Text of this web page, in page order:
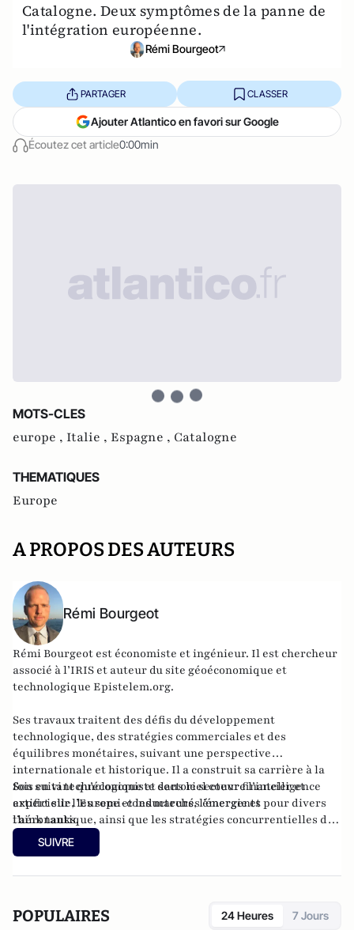
Catalogne. Deux symptômes de la panne de
l'intégration européenne.
Rémi Bourgeot
Écoutez cet article0:00min
PARTAGER CLASSER
Ajouter Atlantico en favori sur Google
MOTS-CLES
europe , Italie , Espagne , Catalogne
THEMATIQUES
Europe
A PROPOS DES AUTEURS
Rémi Bourgeot
Rémi Bourgeot est économiste et ingénieur. Il est chercheur
associé à l’IRIS et auteur du site géoéconomique et
technologique Epistelem.org.
Ses travaux traitent des défis du développement
technologique, des stratégies commerciales et des
équilibres monétaires, suivant une perspective
internationale et historique. Il a construit sa carrière à la
fois en tant qu’économiste dans le secteur financier et
expert sur l’Europe et les marchés émergents pour divers
think tanks.
Son suivi technologique et sectoriel couvre l’intelligence
artificielle, les semi-conducteurs, l’énergie et
l’aéronautique, ainsi que les stratégies concurrentielles des
grandes puissances dans ces domaines. Ingénieur de l’ISAE-
Supaéro, il est également titulaire d’un master de l’École
SUIVRE
POPULAIRES 24 Heures 7 Jours